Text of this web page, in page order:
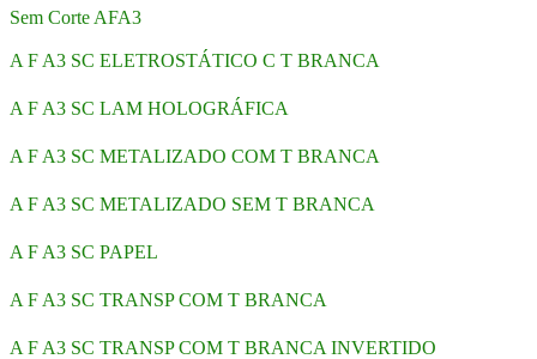
Sem Corte AFA3
A F A3 SC ELETROSTÁTICO C T BRANCA
A F A3 SC LAM HOLOGRÁFICA
A F A3 SC METALIZADO COM T BRANCA
A F A3 SC METALIZADO SEM T BRANCA
A F A3 SC PAPEL
A F A3 SC TRANSP COM T BRANCA
A F A3 SC TRANSP COM T BRANCA INVERTIDO